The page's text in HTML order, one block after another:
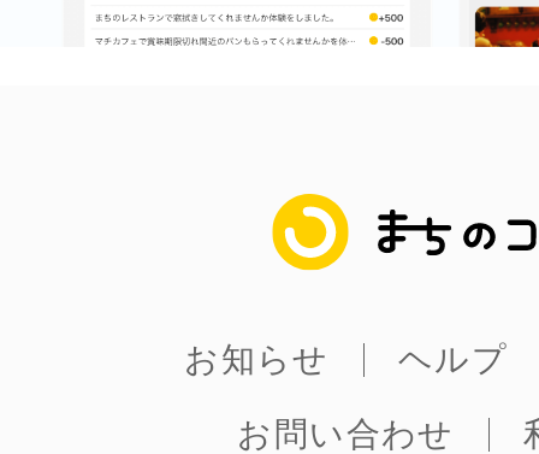
まちのコイン
お知らせ
ヘルプ
お問い合わせ